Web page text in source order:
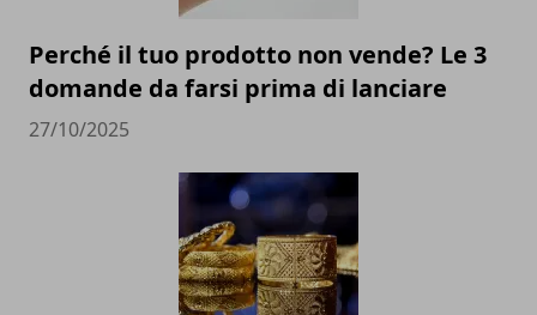
Perché il tuo prodotto non vende? Le 3
domande da farsi prima di lanciare
27/10/2025